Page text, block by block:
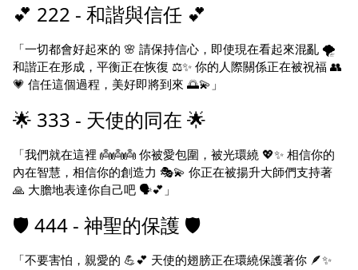
💕 222 - 和諧與信任 💕
「一切都會好起來的 🌸 請保持信心，即使現在看起來混亂 🌪️
和諧正在形成，平衡正在恢復 ⚖️✨ 你的人際關係正在被祝福 👥
💗 信任這個過程，美好即將到來 🌅💫」
🌟 333 - 天使的同在 🌟
「我們就在這裡 👼👼👼 你被愛包圍，被光環繞 💖✨ 相信你的
內在智慧，相信你的創造力 🎭💫 你正在被揚升大師們支持著
🙏 大膽地表達你自己吧 🗣️💕」
🛡️ 444 - 神聖的保護 🛡️
「不要害怕，親愛的 💪💕 天使的翅膀正在環繞保護著你 🪶✨